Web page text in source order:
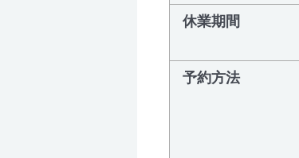
休業期間
予約方法